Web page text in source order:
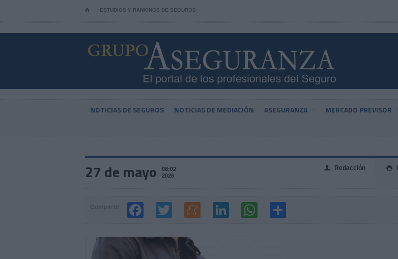
⌂ ESTUDIOS Y RANKINGS DE SEGUROS
NOTICIAS DE SEGUROS NOTICIAS DE MEDIACIÓN ASEGURANZA MERCADO PREVISOR
27 de mayo
08:02
2026

👤 Redacción